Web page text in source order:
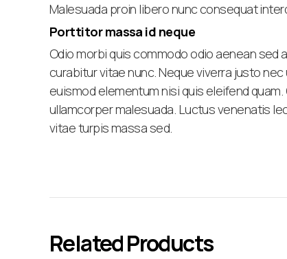
Malesuada proin libero nunc consequat
Porttitor massa id neque
Odio morbi quis commodo odio aenean sed
curabitur vitae nunc. Neque viverra justo
euismod elementum nisi quis eleifend
ullamcorper malesuada. Luctus venenatis
vitae turpis massa sed.
Related Products